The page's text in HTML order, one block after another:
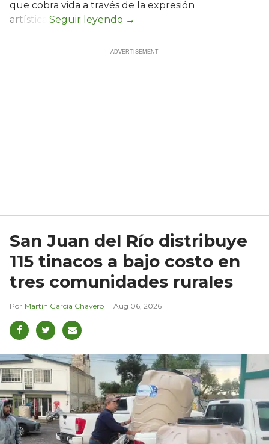
que cobra vida a través de la expresión
artística.
San Juan del Río distribuye
115 tinacos a bajo costo en
tres comunidades rurales
Martín García Chavero Aug 06, 2026